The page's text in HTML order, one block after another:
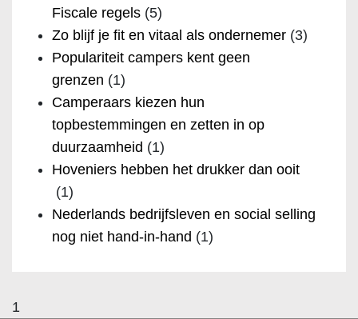
Fiscale regels (5)
Zo blijf je fit en vitaal als ondernemer (3)
Populariteit campers kent geen
grenzen (1)
Camperaars kiezen hun
topbestemmingen en zetten in op
duurzaamheid (1)
Hoveniers hebben het drukker dan ooit
(1)
Nederlands bedrijfsleven en social selling
nog niet hand-in-hand (1)
1